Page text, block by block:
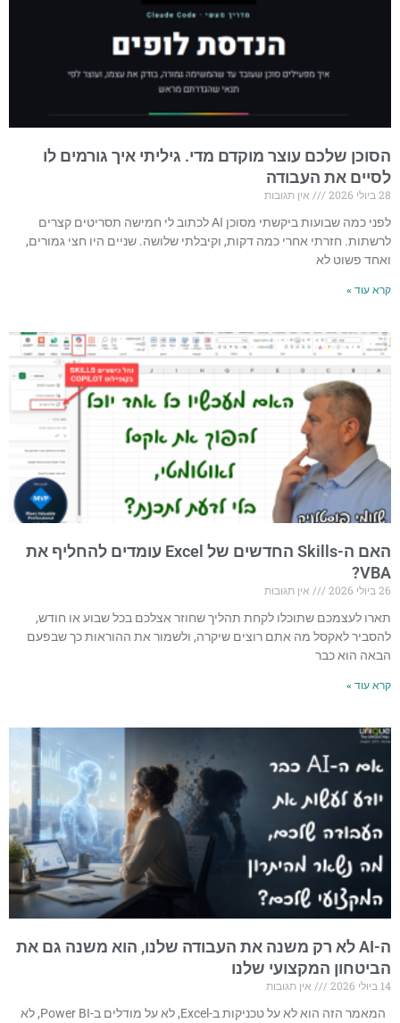
הסוכן שלכם עוצר מוקדם מדי. גיליתי איך גורמים לו
לסיים את העבודה
28 ביולי 2026
אין תגובות
לפני כמה שבועות ביקשתי מסוכן AI לכתוב לי חמישה תסריטים קצרים
לרשתות. חזרתי אחרי כמה דקות, וקיבלתי שלושה. שניים היו חצי גמורים,
ואחד פשוט לא
קרא עוד »
האם ה-Skills החדשים של Excel עומדים להחליף את
VBA?
26 ביולי 2026
אין תגובות
תארו לעצמכם שתוכלו לקחת תהליך שחוזר אצלכם בכל שבוע או חודש,
להסביר לאקסל מה אתם רוצים שיקרה, ולשמור את ההוראות כך שבפעם
הבאה הוא כבר
קרא עוד »
ה-AI לא רק משנה את העבודה שלנו, הוא משנה גם את
הביטחון המקצועי שלנו
14 ביולי 2026
אין תגובות
המאמר הזה הוא לא על טכניקות ב-Excel, לא על מודלים ב-Power BI, לא